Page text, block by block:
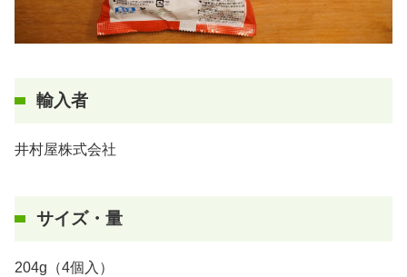
輸入者
井村屋株式会社
サイズ・量
204g（4個入）